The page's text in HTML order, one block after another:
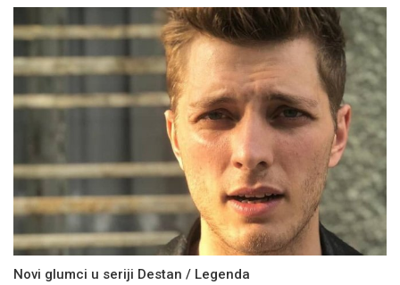
Novi glumci u seriji Destan / Legenda